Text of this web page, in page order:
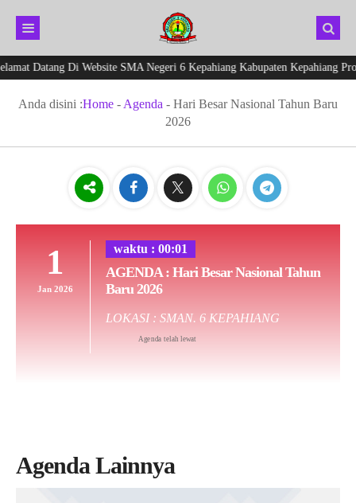
Datang Di Website SMA Negeri 6 Kepahiang Kabupaten Kepahiang
Anda disini :Home - Agenda - Hari Besar Nasional Tahun Baru
2026
1
Jan 2026
waktu : 00:01
AGENDA : Hari Besar Nasional Tahun
Baru 2026
LOKASI : SMAN. 6 KEPAHIANG
Agenda telah lewat
Agenda Lainnya